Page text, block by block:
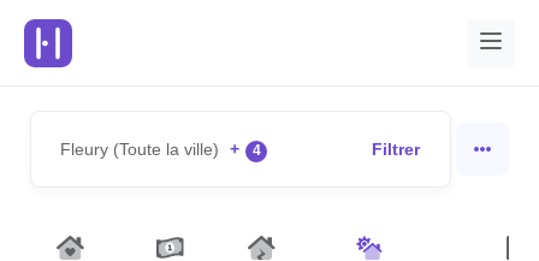
Fleury (Toute la ville) + 4 Filtrer